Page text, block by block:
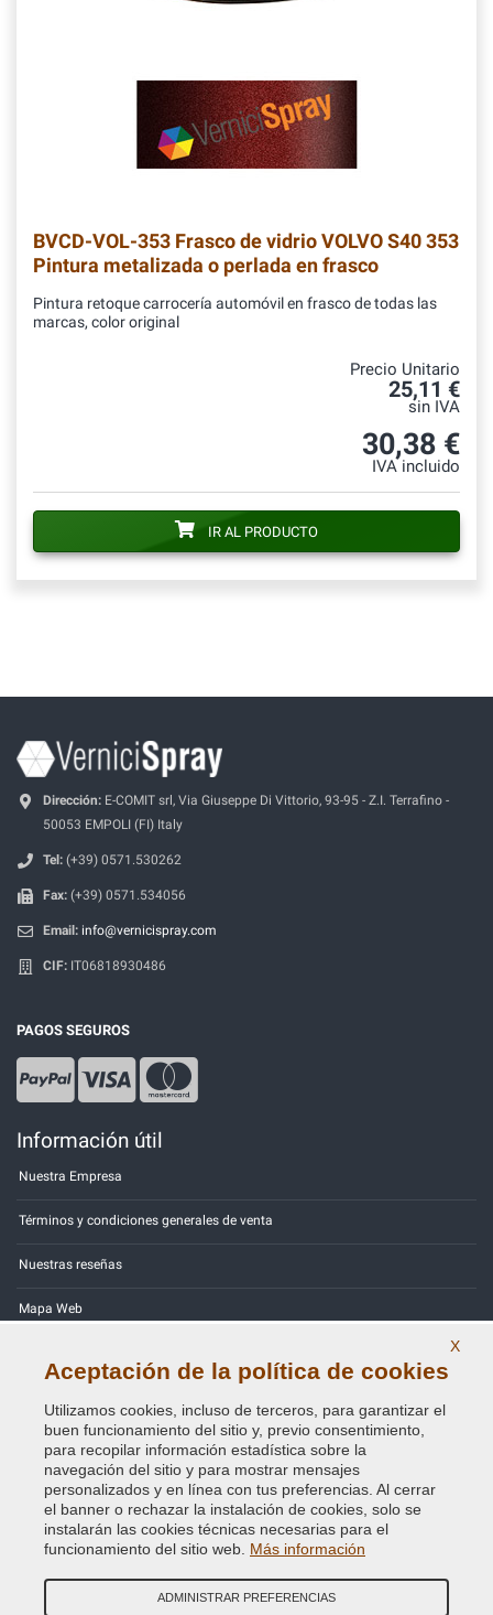
BVCD-VOL-353 Frasco de vidrio VOLVO S40 353
Pintura metalizada o perlada en frasco
Pintura retoque carrocería automóvil en frasco de todas las
marcas, color original
Precio Unitario
25,11 €
sin IVA
30,38 €
IVA incluido
IR AL PRODUCTO
Dirección: E-COMIT srl, Via Giuseppe Di Vittorio, 93-95 - Z.I. Terrafino -
50053 EMPOLI (FI) Italy
Tel: (+39) 0571.530262
Fax: (+39) 0571.534056
Email: info@vernicispray.com
CIF: IT06818930486
PAGOS SEGUROS
Información útil
Nuestra Empresa
Términos y condiciones generales de venta
Nuestras reseñas
Mapa Web
Política de Privacidad - RGPD
Copyright © 2014 - 2026. All Rights Reserved.
X
Aceptación de la política de cookies
Utilizamos cookies, incluso de terceros, para garantizar el
buen funcionamiento del sitio y, previo consentimiento,
para recopilar información estadística sobre la
navegación del sitio y para mostrar mensajes
personalizados y en línea con tus preferencias. Al cerrar
el banner o rechazar la instalación de cookies, solo se
instalarán las cookies técnicas necesarias para el
funcionamiento del sitio web. Más información
ADMINISTRAR PREFERENCIAS